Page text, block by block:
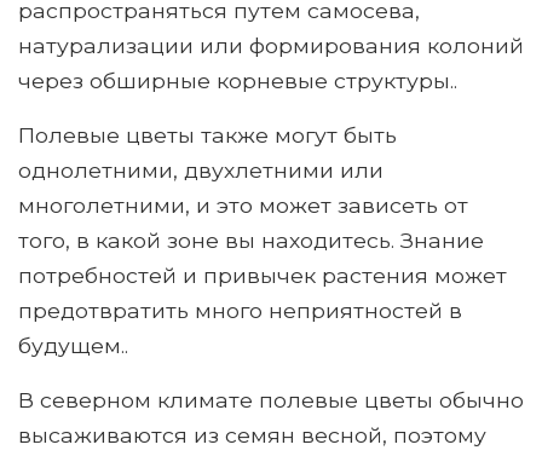
распространяться путем самосева,
натурализации или формирования колоний
через обширные корневые структуры..
Полевые цветы также могут быть
однолетними, двухлетними или
многолетними, и это может зависеть от
того, в какой зоне вы находитесь. Знание
потребностей и привычек растения может
предотвратить много неприятностей в
будущем..
В северном климате полевые цветы обычно
высаживаются из семян весной, поэтому